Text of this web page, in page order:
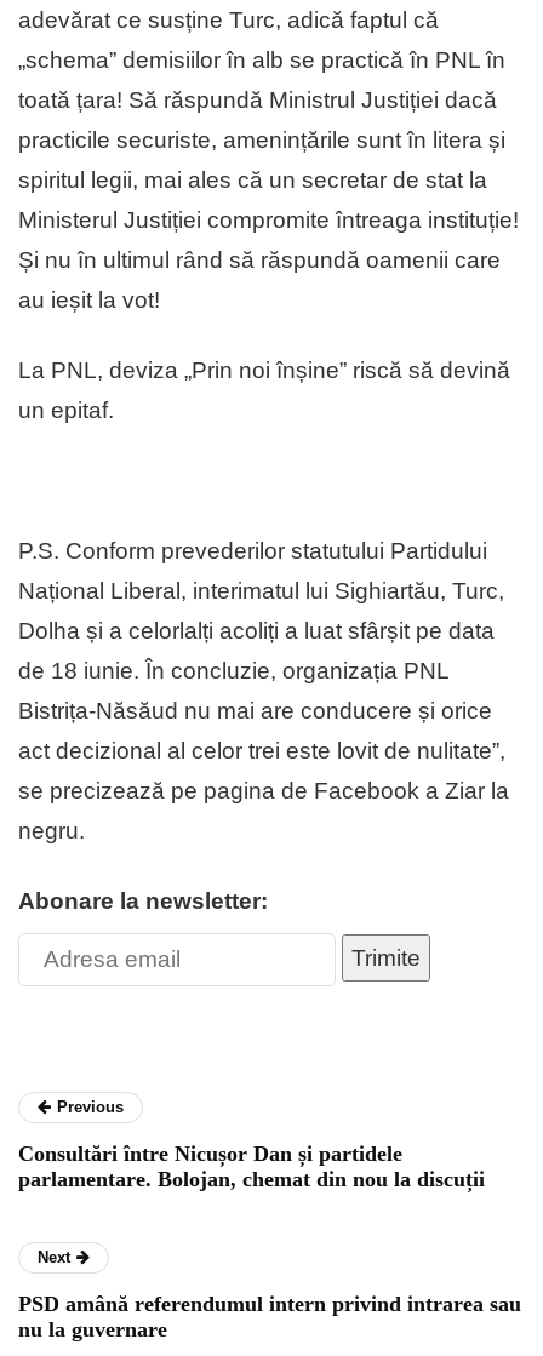
adevărat ce susține Turc, adică faptul că
„schema” demisiilor în alb se practică în PNL în
toată țara! Să răspundă Ministrul Justiției dacă
practicile securiste, amenințările sunt în litera și
spiritul legii, mai ales că un secretar de stat la
Ministerul Justiției compromite întreaga instituție!
Și nu în ultimul rând să răspundă oamenii care
au ieșit la vot!
La PNL, deviza „Prin noi înșine” riscă să devină
un epitaf.
P.S. Conform prevederilor statutului Partidului
Național Liberal, interimatul lui Sighiartău, Turc,
Dolha și a celorlalți acoliți a luat sfârșit pe data
de 18 iunie. În concluzie, organizația PNL
Bistrița-Năsăud nu mai are conducere și orice
act decizional al celor trei este lovit de nulitate”,
se precizează pe pagina de Facebook a Ziar la
negru.
Abonare la newsletter:
Trimite
Previous
Consultări între Nicușor Dan și partidele
parlamentare. Bolojan, chemat din nou la discuții
Next
PSD amână referendumul intern privind intrarea sau
nu la guvernare